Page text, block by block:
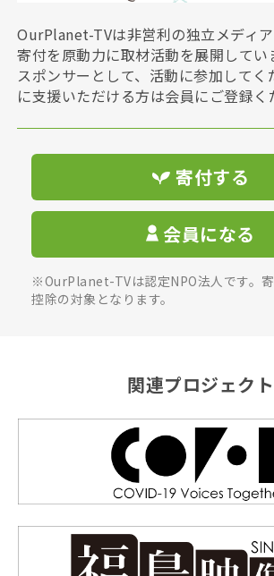
OurPlanet-TVは非営利の独立メディ
寄付を原動力に取材活動を展開してい
スポンサーとして、活動に参加してく
に支援いただける方は会員にご登録く
寄付する
会員になる
※OurPlanet-TVは認定NPO法人です。
控除の対象となります。
関連プロジェクト